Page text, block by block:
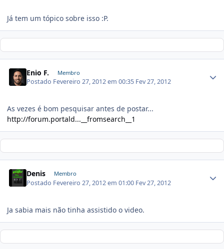
Já tem um tópico sobre isso :P.
Enio F. Membro
Postado Fevereiro 27, 2012 em 00:35 Fev 27, 2012
As vezes é bom pesquisar antes de postar...
http://forum.portald...__fromsearch__1
Denis Membro
Postado Fevereiro 27, 2012 em 01:00 Fev 27, 2012
Ja sabia mais não tinha assistido o video.